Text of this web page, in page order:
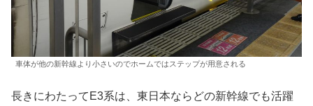
車体が他の新幹線より小さいのでホームではステップが用意される
長きにわたってE3系は、東日本ならどの新幹線でも活躍